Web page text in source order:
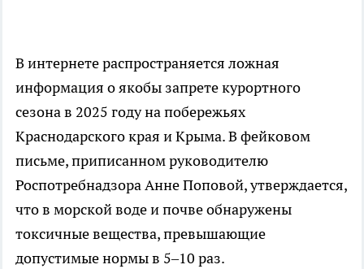
В интернете распространяется ложная
информация о якобы запрете курортного
сезона в 2025 году на побережьях
Краснодарского края и Крыма. В фейковом
письме, приписанном руководителю
Роспотребнадзора Анне Поповой, утверждается,
что в морской воде и почве обнаружены
токсичные вещества, превышающие
допустимые нормы в 5–10 раз.